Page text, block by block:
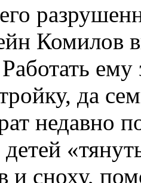
Комилов
ему
да
недавно
и сноху,